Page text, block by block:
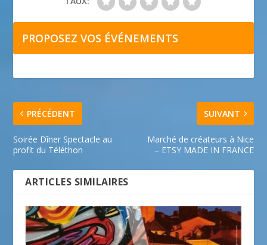
PROPOSEZ VOS ÉVÉNEMENTS
PRÉCÉDENT
Soirée Dîner Spectacle au
profit du Téléthon
SUIVANT
Marché de créateurs à Nice
– ETSY MADE IN FRANCE
ARTICLES SIMILAIRES